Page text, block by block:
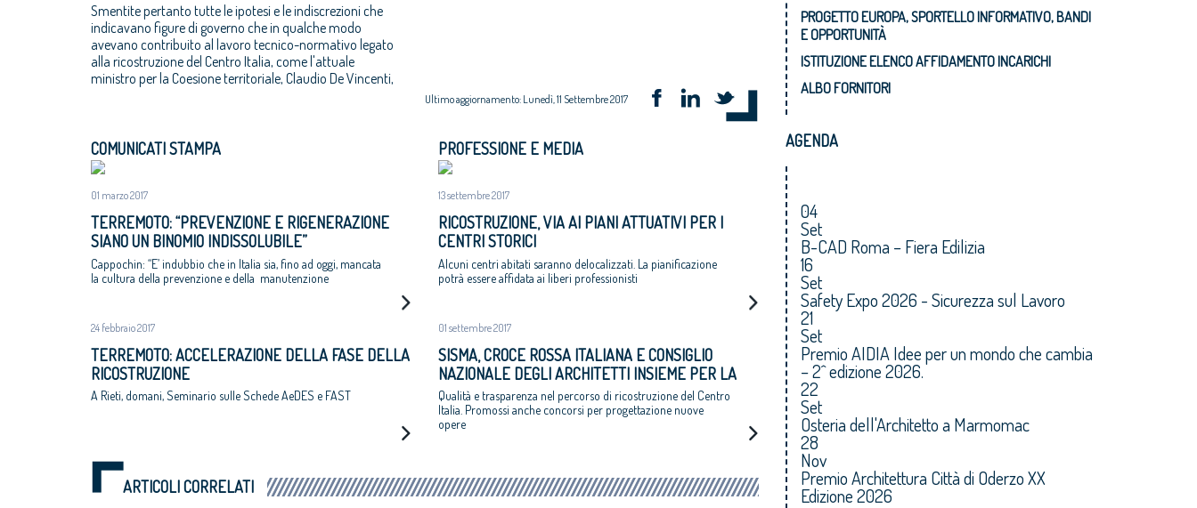
Smentite pertanto tutte le ipotesi e le indiscrezioni che
indicavano figure di governo che in qualche modo
avevano contribuito al lavoro tecnico-normativo legato
alla ricostruzione del Centro Italia, come l'attuale
ministro per la Coesione territoriale, Claudio De Vincenti,
Ultimo aggiornamento: Lunedì, 11 Settembre 2017
COMUNICATI STAMPA
01 marzo 2017
TERREMOTO: “PREVENZIONE E RIGENERAZIONE
SIANO UN BINOMIO INDISSOLUBILE”
Cappochin: “E’ indubbio che in Italia sia, fino ad oggi, mancata
la cultura della prevenzione e della manutenzione
24 febbraio 2017
TERREMOTO: ACCELERAZIONE DELLA FASE DELLA
RICOSTRUZIONE
A Rieti, domani, Seminario sulle Schede AeDES e FAST
PROFESSIONE E MEDIA
13 settembre 2017
RICOSTRUZIONE, VIA AI PIANI ATTUATIVI PER I
CENTRI STORICI
Alcuni centri abitati saranno delocalizzati. La pianificazione
potrà essere affidata ai liberi professionisti
01 settembre 2017
SISMA, CROCE ROSSA ITALIANA E CONSIGLIO
NAZIONALE DEGLI ARCHITETTI INSIEME PER LA
RICOSTRUZIONE
Qualità e trasparenza nel percorso di ricostruzione del Centro
Italia. Promossi anche concorsi per progettazione nuove
opere
ARTICOLI CORRELATI
PROGETTO EUROPA, SPORTELLO INFORMATIVO, BANDI
E OPPORTUNITÀ
ISTITUZIONE ELENCO AFFIDAMENTO INCARICHI
ALBO FORNITORI
AGENDA
04
Set
B-CAD Roma – Fiera Edilizia
16
Set
Safety Expo 2026 - Sicurezza sul Lavoro
21
Set
Premio AIDIA Idee per un mondo che cambia
– 2^ edizione 2026.
22
Set
Osteria dell'Architetto a Marmomac
28
Nov
Premio Architettura Città di Oderzo XX
Edizione 2026